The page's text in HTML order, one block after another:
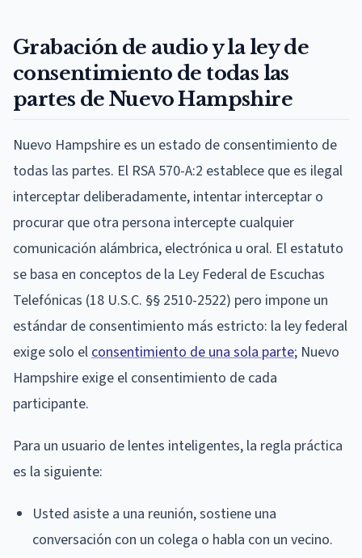
Grabación de audio y la ley de
consentimiento de todas las
partes de Nuevo Hampshire
Nuevo Hampshire es un estado de consentimiento de
todas las partes. El RSA 570-A:2 establece que es ilegal
interceptar deliberadamente, intentar interceptar o
procurar que otra persona intercepte cualquier
comunicación alámbrica, electrónica u oral. El estatuto
se basa en conceptos de la Ley Federal de Escuchas
Telefónicas (18 U.S.C. §§ 2510-2522) pero impone un
estándar de consentimiento más estricto: la ley federal
exige solo el consentimiento de una sola parte; Nuevo
Hampshire exige el consentimiento de cada
participante.
Para un usuario de lentes inteligentes, la regla práctica
es la siguiente:
Usted asiste a una reunión, sostiene una
conversación con un colega o habla con un vecino.